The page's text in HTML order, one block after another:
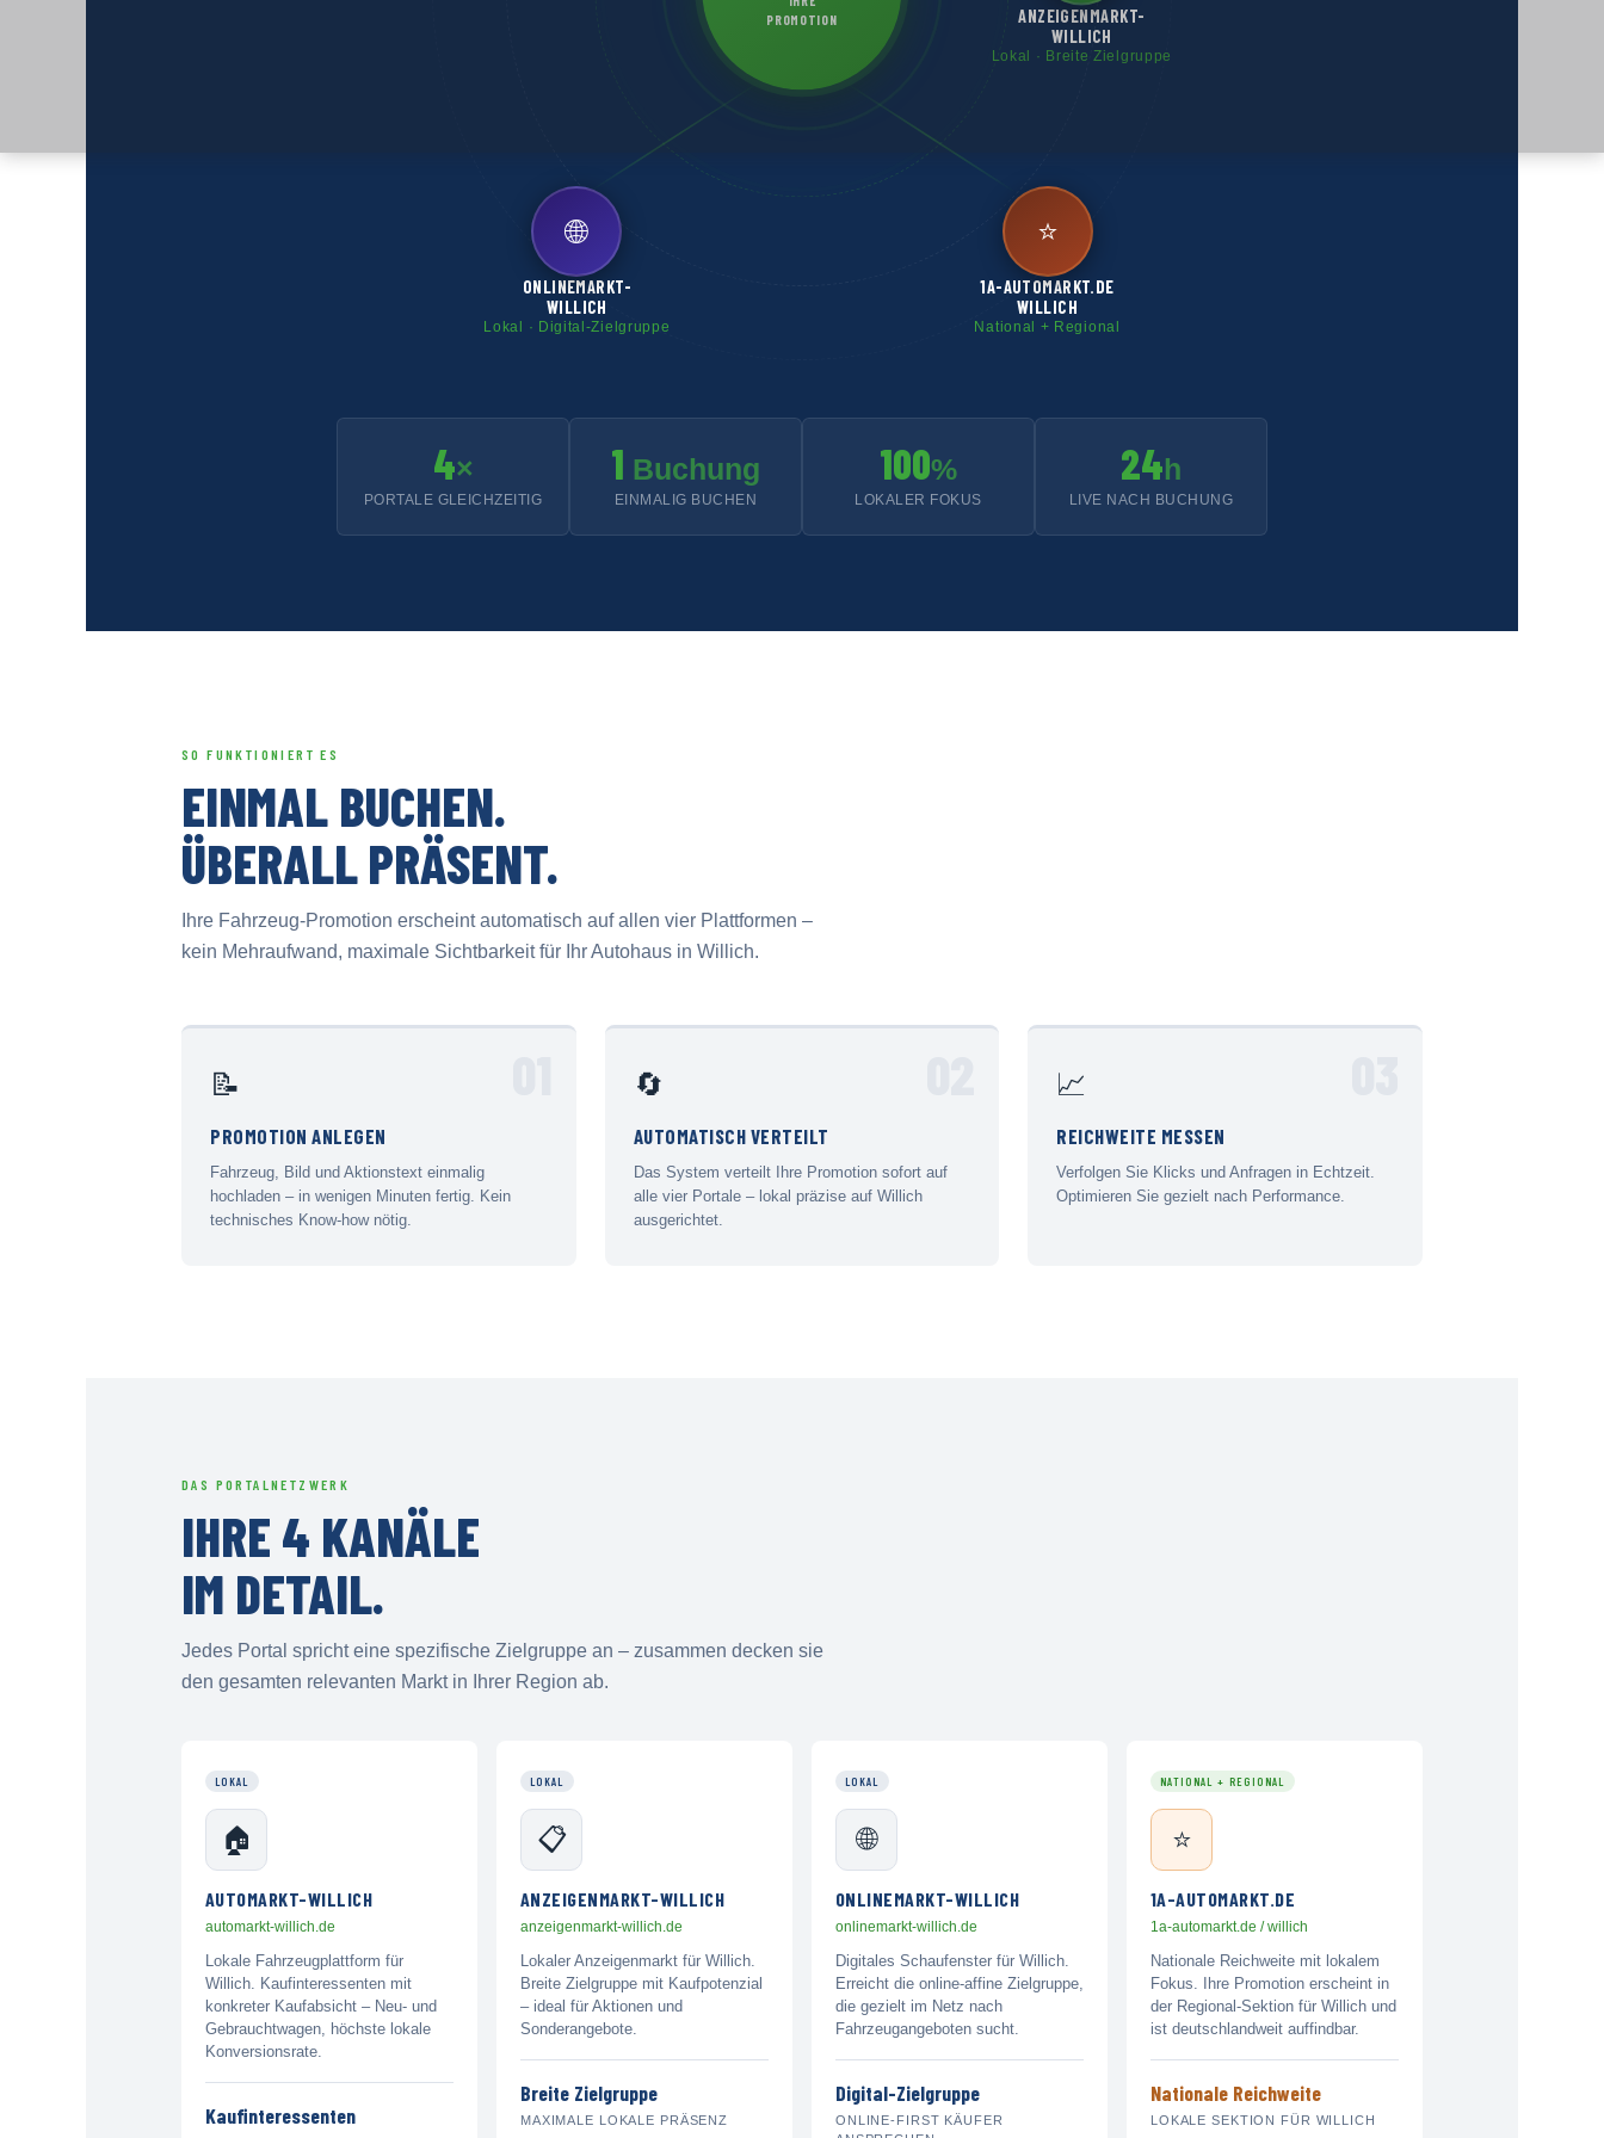
PROMOTION
ANZEIGENMARKT-
WILLICH
Lokal · Breite Zielgruppe
🌐
ONLINEMARKT-
WILLICH
Lokal · Digital-Zielgruppe
⭐
1A-AUTOMARKT.DE
WILLICH
National + Regional
4×
PORTALE GLEICHZEITIG
1 Buchung
EINMALIG BUCHEN
100%
LOKALER FOKUS
24 h
LIVE NACH BUCHUNG
SO FUNKTIONIERT ES
EINMAL BUCHEN.
ÜBERALL PRÄSENT.
Ihre Fahrzeug-Promotion erscheint automatisch auf allen vier Plattformen –
kein Mehraufwand, maximale Sichtbarkeit für Ihr Autohaus in Willich.
📝
PROMOTION ANLEGEN
Fahrzeug, Bild und Aktionstext einmalig
hochladen – in wenigen Minuten fertig. Kein
technisches Know-how nötig.
🔄
AUTOMATISCH VERTEILT
Das System verteilt Ihre Promotion sofort auf
alle vier Portale – lokal präzise auf Willich
ausgerichtet.
📈
REICHWEITE MESSEN
Verfolgen Sie Klicks und Anfragen in Echtzeit.
Optimieren Sie gezielt nach Performance.
DAS PORTALNETZWERK
IHRE 4 KANÄLE
IM DETAIL.
Jedes Portal spricht eine spezifische Zielgruppe an – zusammen decken sie
den gesamten relevanten Markt in Ihrer Region ab.
LOKAL
🏠
AUTOMARKT-WILLICH
automarkt-willich.de
Lokale Fahrzeugplattform für
Willich. Kaufinteressenten mit
konkreter Kaufabsicht – Neu- und
Gebrauchtwagen, höchste lokale
Konversionsrate.
Kaufinteressenten
LOKAL
📋
ANZEIGENMARKT-WILLICH
anzeigenmarkt-willich.de
Lokaler Anzeigenmarkt für Willich.
Breite Zielgruppe mit Kaufpotenzial
– ideal für Aktionen und
Sonderangebote.
Breite Zielgruppe
MAXIMALE LOKALE PRÄSENZ
LOKAL
🌐
ONLINEMARKT-WILLICH
onlinemarkt-willich.de
Digitales Schaufenster für Willich.
Erreicht die online-affine Zielgruppe,
die gezielt im Netz nach
Fahrzeugangeboten sucht.
Digital-Zielgruppe
ONLINE-FIRST KÄUFER
NATIONAL + REGIONAL
⭐
1A-AUTOMARKT.DE
1a-automarkt.de / willich
Nationale Reichweite mit lokalem
Fokus. Ihre Promotion erscheint in
der Regional-Sektion für Willich und
ist deutschlandweit auffindbar.
Nationale Reichweite
LOKALE SEKTION FÜR WILLICH